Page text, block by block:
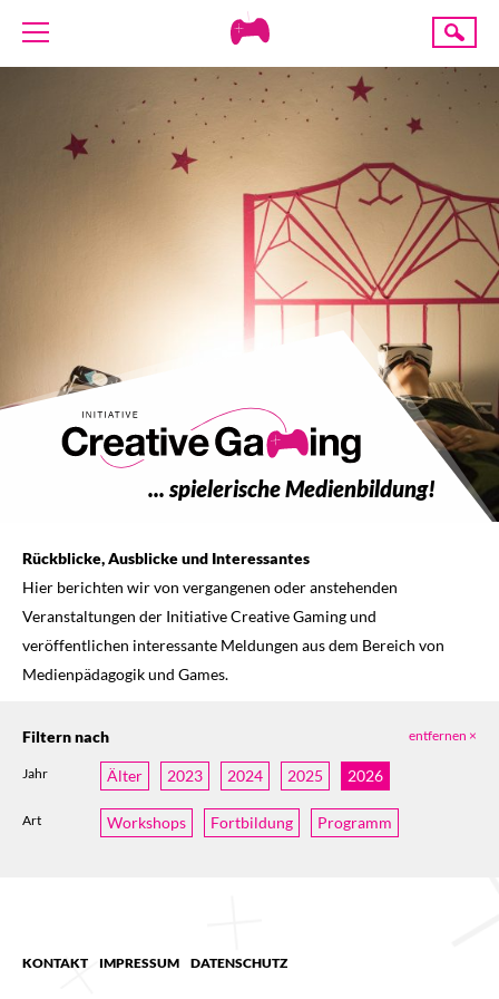
Creative
ÜBER UNS
AKTUELLES
ANGEBOTE
PROJEKTE
PRESSE
SPENDE
Suche
... spielerische Medienbildung!
Rückblicke, Ausblicke und Interessantes
Hier berichten wir von vergangenen oder anstehenden
Veranstaltungen der Initiative Creative Gaming und
veröffentlichen interessante Meldungen aus dem Bereich von
Medienpädagogik und Games.
Filtern nach entfernen ×
Jahr Älter 2023 2024 2025 2026
Art Workshops Fortbildung Programm
KONTAKT IMPRESSUM DATENSCHUTZ